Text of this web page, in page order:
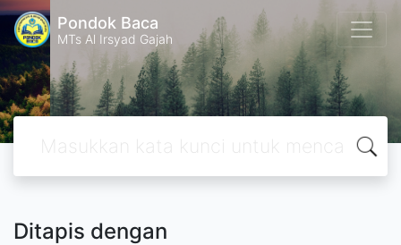
Pondok Baca
MTs Al Irsyad Gajah
Ditapis dengan